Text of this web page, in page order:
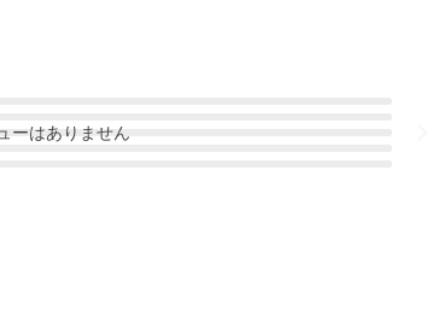
ーはありません